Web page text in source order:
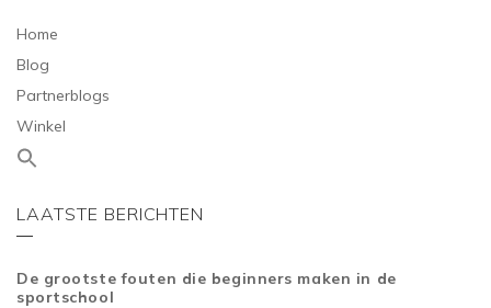
Home
Blog
Partnerblogs
Winkel
LAATSTE BERICHTEN
De grootste fouten die beginners maken in de
sportschool